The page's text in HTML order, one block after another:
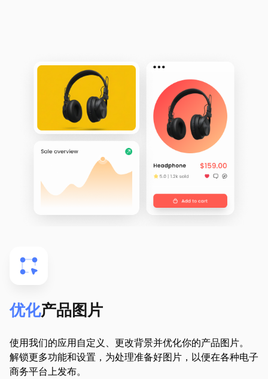
优化产品图片
使用我们的应用自定义、更改背景并优化你的产品图片。
解锁更多功能和设置，为处理准备好图片，以便在各种电子
商务平台上发布。